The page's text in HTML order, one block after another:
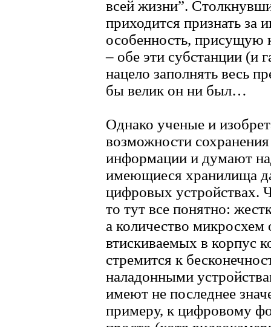
всей жизни”.
приходится признать
особенность, присущую
– обе эти субстанции (и
нацело заполнять весь
бы велик он ни был…
Однако ученые и
возможности
информации и думают
имеющиеся хранилища
цифровых устройствах.
то тут все понятно:
а количество микросхем
втискиваемых в корпус
стремится к
наладонными
имеют не последнее
примеру, к цифровому